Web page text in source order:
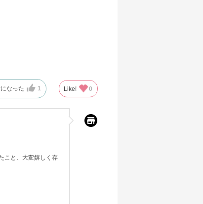
なった 1 Like! 0
こと、大変嬉しく存